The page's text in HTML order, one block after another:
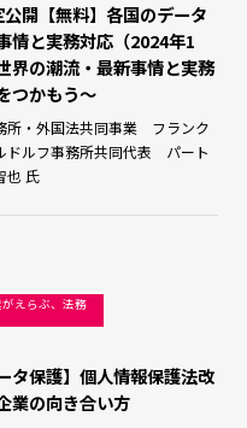
開【無料】各国のデータ
情と実務対応（2024年1
界の潮流・最新事情と実務
つかもう～
所・外国法共同事業 フランク
ドルフ事務所共同代表 パート
也 氏
がえらぶ、法務
タ保護】個人情報保護法改
業の向き合い方